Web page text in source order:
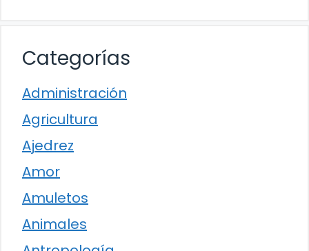
Categorías
Administración
Agricultura
Ajedrez
Amor
Amuletos
Animales